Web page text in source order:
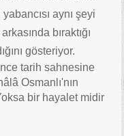
aynı şeyi
bıraktığı
gösteriyor.
tarih sahnesine
Osmanlı'nın
bir hayalet midir